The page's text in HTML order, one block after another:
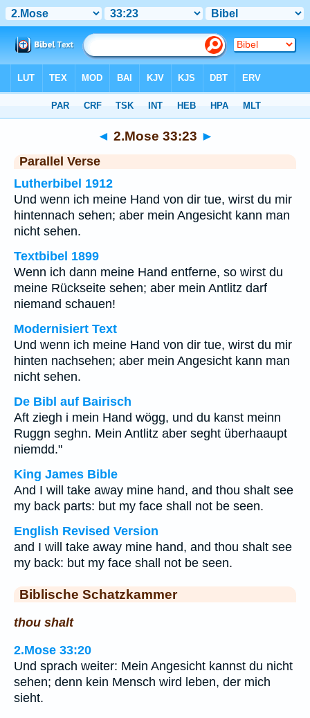
◄ 2.Mose 33:23 ►
Parallel Verse
Lutherbibel 1912
Und wenn ich meine Hand von dir tue, wirst du mir
hintennach sehen; aber mein Angesicht kann man
nicht sehen.
Textbibel 1899
Wenn ich dann meine Hand entferne, so wirst du
meine Rückseite sehen; aber mein Antlitz darf
niemand schauen!
Modernisiert Text
Und wenn ich meine Hand von dir tue, wirst du mir
hinten nachsehen; aber mein Angesicht kann man
nicht sehen.
De Bibl auf Bairisch
Aft ziegh i mein Hand wögg, und du kanst meinn
Ruggn seghn. Mein Antlitz aber seght überhaaupt
niemdd."
King James Bible
And I will take away mine hand, and thou shalt see
my back parts: but my face shall not be seen.
English Revised Version
and I will take away mine hand, and thou shalt see
my back: but my face shall not be seen.
Biblische Schatzkammer
thou shalt
2.Mose 33:20
Und sprach weiter: Mein Angesicht kannst du nicht
sehen; denn kein Mensch wird leben, der mich
sieht.